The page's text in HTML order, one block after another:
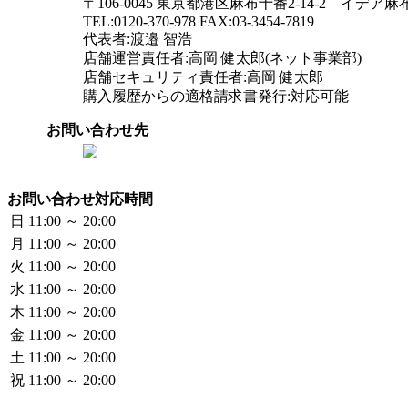
〒106-0045 東京都港区麻布十番2-14-2 イデア麻
TEL:0120-370-978 FAX:03-3454-7819
代表者:渡邉 智浩
店舗運営責任者:高岡 健太郎(ネット事業部)
店舗セキュリティ責任者:高岡 健太郎
購入履歴からの適格請求書発行:対応可能
お問い合わせ先
お問い合わせ対応時間
日 11:00 ～ 20:00
月 11:00 ～ 20:00
火 11:00 ～ 20:00
水 11:00 ～ 20:00
木 11:00 ～ 20:00
金 11:00 ～ 20:00
土 11:00 ～ 20:00
祝 11:00 ～ 20:00